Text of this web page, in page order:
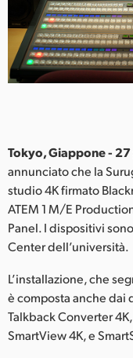
Denmark
Finland
France
India
Italia
Japan
Korea
Mexico
Malaysia
Tokyo, Giappone -
annunciato che la
studio 4K firmato
ATEM 1 M/E
Panel. I dispositivi
Center dell’università.
L’installazione, che
è composta anche dai
Talkback Converter
SmartView 4K, e